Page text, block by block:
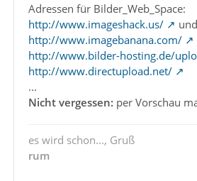
Adressen für Bilder_Web_Space:
http://www.imageshack.us/
http://www.imagebanana.com/
http://www.bilder-hosting.de/
http://www.directupload.net/
...
Nicht vergessen: per Vorschau
es wird schon..., Gruß
rum